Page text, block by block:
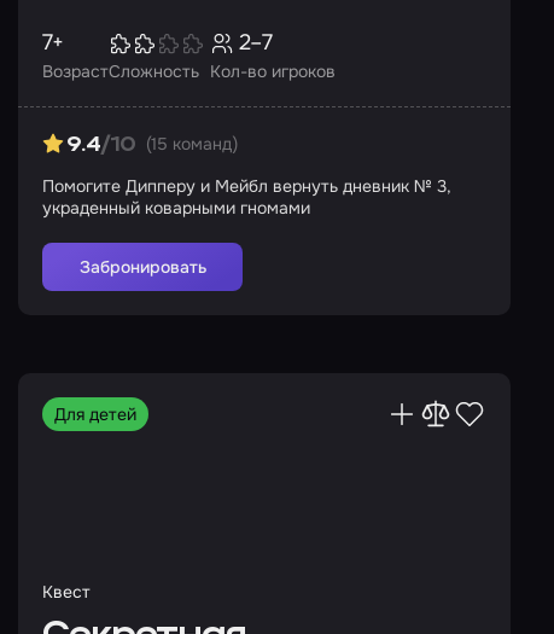
Возраст
7+
Сложность Кол-во игроков
2–7
9.4/10 (15 команд)
Помогите Дипперу и Мейбл вернуть дневник № 3,
украденный коварными гномами
Забронировать
Для детей
Квест